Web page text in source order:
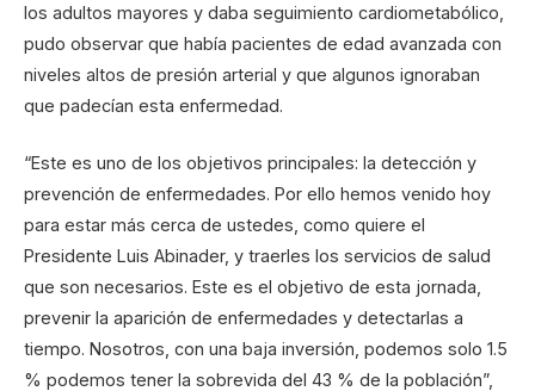
los adultos mayores y daba seguimiento cardiometabólico,
pudo observar que había pacientes de edad avanzada con
niveles altos de presión arterial y que algunos ignoraban
que padecían esta enfermedad.
“Este es uno de los objetivos principales: la detección y
prevención de enfermedades. Por ello hemos venido hoy
para estar más cerca de ustedes, como quiere el
Presidente Luis Abinader, y traerles los servicios de salud
que son necesarios. Este es el objetivo de esta jornada,
prevenir la aparición de enfermedades y detectarlas a
tiempo. Nosotros, con una baja inversión, podemos solo 1.5
% podemos tener la sobrevida del 43 % de la población”,